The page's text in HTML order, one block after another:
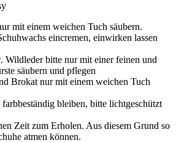
mit einem weichen Tuch säubern.
eincremen, einwirken lassen
Wildleder bitte nur mit einer feinen und
säubern und pflegen
Brokat nur mit einem weichen Tuch
bleiben, bitte lichtgeschützt
Zeit zum Erholen. Aus diesem Grund so
atmen können.